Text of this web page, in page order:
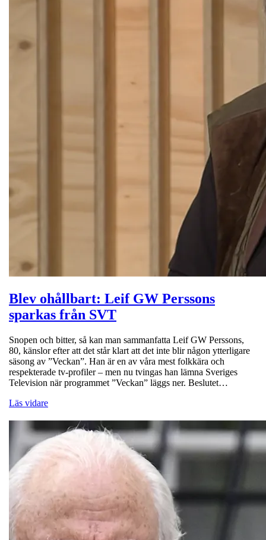
Blev ohållbart: Leif GW Perssons
sparkas från SVT
Snopen och bitter, så kan man sammanfatta Leif GW Perssons,
80, känslor efter att det står klart att det inte blir någon ytterligare
säsong av ”Veckan”. Han är en av våra mest folkkära och
respekterade tv-profiler – men nu tvingas han lämna Sveriges
Television när programmet ”Veckan” läggs ner. Beslutet…
Läs vidare